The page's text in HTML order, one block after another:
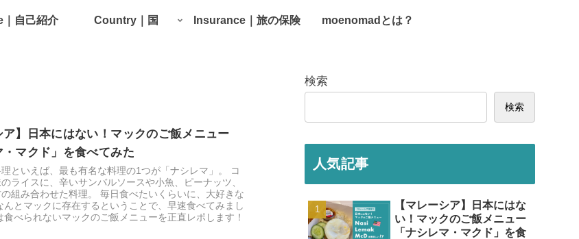
自己紹介 Country｜国 Insurance｜旅の保険 moenomadとは？
ア】日本にはない！マックのご飯メニュー
・マクド」を食べてみた
といえば、最も有名な料理の1つが「ナシレマ」。 コ
ライスに、辛いサンバルソースや小魚、ピーナッツ、
組み合わせた料理。 毎日食べたいくらいに、大好きな
んとマックに存在するということで、早速食べてみまし
食べられないマックのご飯メニューを正直レポします！
検索
検索
人気記事
【マレーシア】日本にはな
い！マックのご飯メニュー
「ナシレマ・マクド」を食